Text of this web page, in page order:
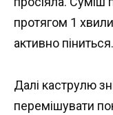
протягом 1
активно піниться.
Далі каструлю
перемішувати